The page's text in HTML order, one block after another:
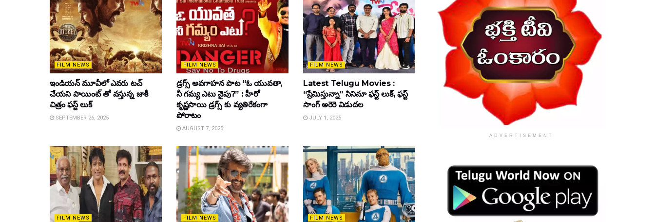
FILM NEWS
ఇండియన్ మూవీలో ఎవరు టచ్
చేయని పాయింట్ తో వస్తున్న జాకీ
చిత్రం ఫస్ట్ లుక్
SEPTEMBER 26, 2025
FILM NEWS
డ్రగ్స్ అవగాహన పాట “ఓ యువతా,
నీ గమ్య ఎటు వైపు?” : హీరో
కృష్ణసాయి డ్రగ్స్ కు వ్యతిరేకంగా
పోరాటం
AUGUST 7, 2025
FILM NEWS
Latest Telugu Movies :
“ప్రేమిస్తున్నా” సినిమా ఫస్ట్ లుక్, ఫస్ట్
సాంగ్ అరెరె విడుదల
JULY 1, 2025
FILM NEWS FILM NEWS FILM NEWS
ADVERTISEMENT